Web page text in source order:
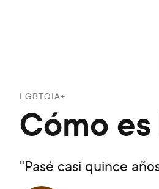
LGBTQIA+
Cómo
"Pasé casi quince